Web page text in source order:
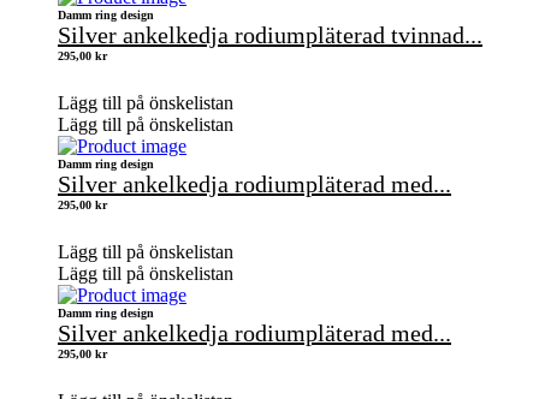
Damm ring design
Silver ankelkedja rodiumpläterad tvinnad...
295,00 kr
Lägg till på önskelistan
Lägg till på önskelistan
Damm ring design
Silver ankelkedja rodiumpläterad med...
295,00 kr
Lägg till på önskelistan
Lägg till på önskelistan
Damm ring design
Silver ankelkedja rodiumpläterad med...
295,00 kr